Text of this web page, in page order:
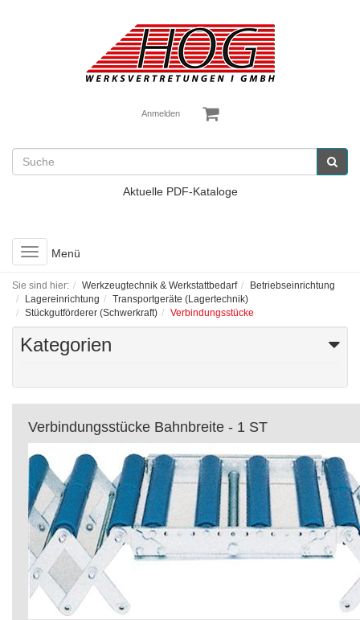
Anmelden
Aktuelle PDF-Kataloge
Toggle
navigation
Menü
Sie sind hier: Werkzeugtechnik & Werkstattbedarf
Betriebseinrichtung
Lagereinrichtung
Transportgeräte (Lagertechnik)
Stückgutförderer (Schwerkraft)
Verbindungsstücke
Kategorien
Verbindungsstücke Bahnbreite - 1 ST